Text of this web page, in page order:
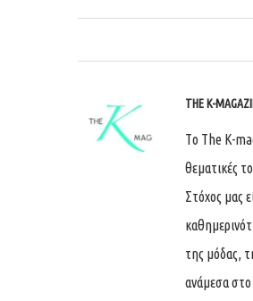
THE K-
Tο The K-
θεματικές
Στόχος μας
της μόδας,
ανάμεσα στο